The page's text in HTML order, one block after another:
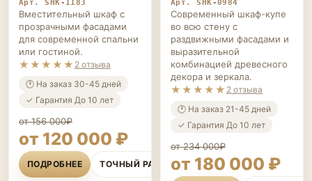
Арт. SHK-1183
Вместительный шкаф с
прозрачными фасадами
для современной спальни
или гостиной.
★★★★★ 2 отзыва
🕐 На заказ 30-45 дней
✓ Гарантия До 10 лет
от 156 000₽
от 120 000 ₽
ПОДРОБНЕЕ ТОЧНЫЙ РАСЧЁТ
Арт. SHK-0984
Современный шкаф-купе
во всю стену с
раздвижными фасадами и
выразительной
комбинацией древесного
декора и зеркала.
★★★★★ 2 отзыва
🕐 На заказ 21-45 дней
✓ Гарантия До 10 лет
от 234 000₽
от 180 000 ₽